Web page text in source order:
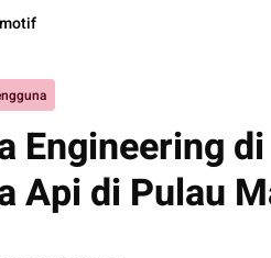
Engineering
Api di Pulau